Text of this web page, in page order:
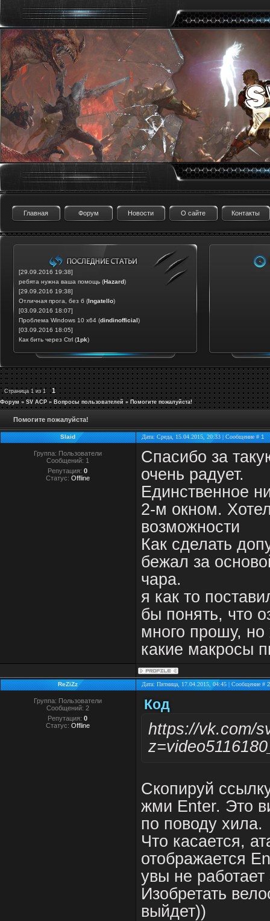
Главная Форум Новости О сайте Контакты
[29.09.2016 19:38]
ребята нужна ваша помощь (Hazard)
[29.09.2016 19:38]
Отличная прога, без б (Ingatello)
[03.09.2016 18:07]
Проблема Windows 10 x64 (dindinofficial)
[03.09.2016 18:05]
Как бить через Ctrl (1pk)
Страница 1 из 1 1
Форум » SV ACP » Вопросы пользователей » Помогите пожалуйста!
Помогите пожалуйста!
Slaid Дата: Среда, 15.04.2015, 20:33 | Сообщение # 1
Группа: Пользователи
Сообщений: 1
Репутация:0
Статус: Offline
Спасибо за
очень радует.
Единственное
2-м окном.
возможности
Как сделать
бежал за
чара.
я как то
бы понять, что
много прошу, но
какие макросы
ReZiZz Дата: Пятница, 17.04.2015, 04:45 | Сообщение # 2
Группа: Пользователи
Сообщений: 2
Репутация:0
Статус: Offline
Код
https://vk.com/
Скопируй
жми Enter. Это
по поводу хила.
Что касается,
отображается
увы не
Изобретать
выйдет))